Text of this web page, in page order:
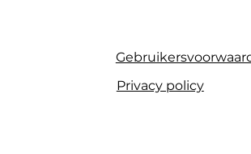
Privacy policy